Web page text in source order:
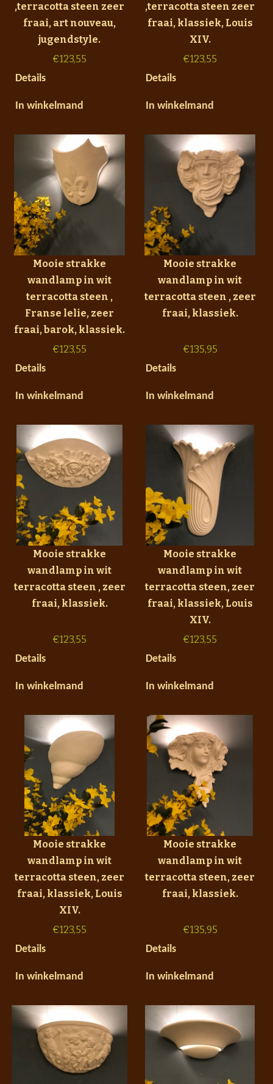
,terracotta steen zeer
fraai, art nouveau,
jugendstyle.
€123,55
Details
In winkelmand
,terracotta steen zeer
fraai, klassiek, Louis
XIV.
€123,55
Details
In winkelmand
Mooie strakke
wandlamp in wit
terracotta steen ,
Franse lelie, zeer
fraai, barok, klassiek.
€123,55
Details
In winkelmand
Mooie strakke
wandlamp in wit
terracotta steen , zeer
fraai, klassiek.
€135,95
Details
In winkelmand
Mooie strakke
wandlamp in wit
terracotta steen , zeer
fraai, klassiek.
€123,55
Details
In winkelmand
Mooie strakke
wandlamp in wit
terracotta steen, zeer
fraai, klassiek, Louis
XIV.
€123,55
Details
In winkelmand
Mooie strakke
wandlamp in wit
terracotta steen, zeer
fraai, klassiek, Louis
XIV.
€123,55
Details
In winkelmand
Mooie strakke
wandlamp in wit
terracotta steen, zeer
fraai, klassiek.
€135,95
Details
In winkelmand